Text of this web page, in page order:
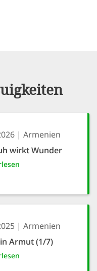
Armenien
wirkt Wunder
Armenien
Armut (1/7)